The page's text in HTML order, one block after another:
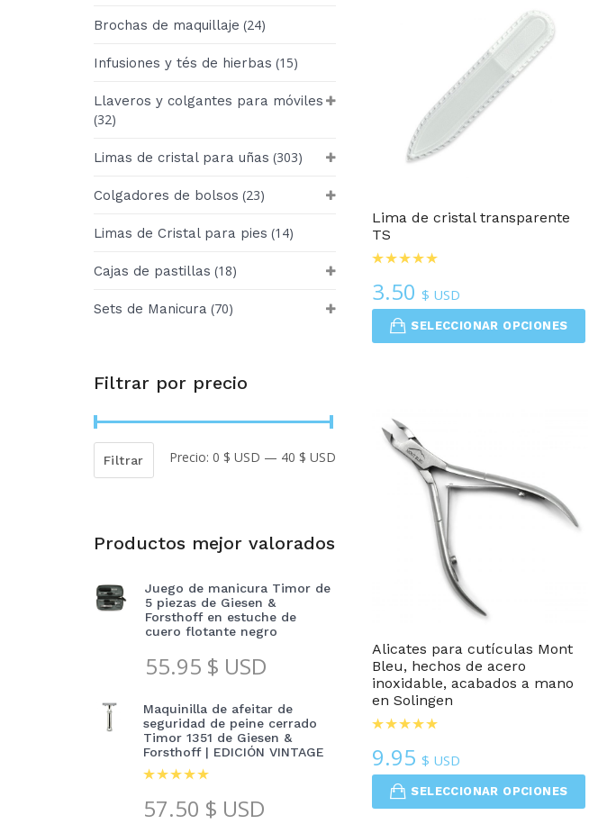
Brochas de maquillaje (24)
Infusiones y tés de hierbas (15)
Llaveros y colgantes para móviles
(32)
Limas de cristal para uñas (303)
Colgadores de bolsos (23)
Limas de Cristal para pies (14)
Cajas de pastillas (18)
Sets de Manicura (70)
Filtrar por precio
Filtrar Precio: 0 $ USD — 40 $ USD
Productos mejor valorados
Juego de manicura Timor de
5 piezas de Giesen &
Forsthoff en estuche de
cuero flotante negro
55.95 $ USD
Maquinilla de afeitar de
seguridad de peine cerrado
Timor 1351 de Giesen &
Forsthoff | EDICIÓN VINTAGE
57.50 $ USD
Lima de cristal transparente
TS
3.50 $ USD
SELECCIONAR OPCIONES
Alicates Y Alicates Para Cutículas
Alicates para cutículas Mont
Bleu, hechos de acero
inoxidable, acabados a mano
en Solingen
9.95 $ USD
SELECCIONAR OPCIONES
Conjuntos De Manicura Y Pedicura